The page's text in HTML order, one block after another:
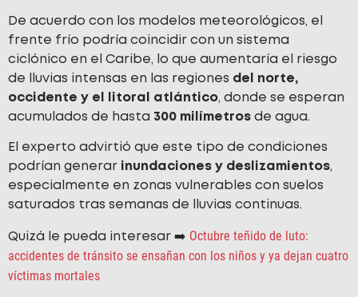
De acuerdo con los modelos meteorológicos, el
frente frío podría coincidir con un sistema
ciclónico en el Caribe, lo que aumentaría el riesgo
de lluvias intensas en las regiones del norte,
occidente y el litoral atlántico, donde se esperan
acumulados de hasta 300 milímetros de agua.
El experto advirtió que este tipo de condiciones
podrían generar inundaciones y deslizamientos,
especialmente en zonas vulnerables con suelos
saturados tras semanas de lluvias continuas.
Quizá le pueda interesar ➡️ Octubre teñido de luto:
accidentes de tránsito se ensañan con los niños y ya dejan cuatro
víctimas mortales